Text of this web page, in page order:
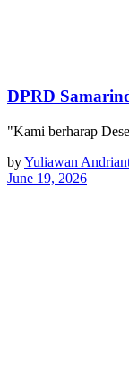
DPRD
"Kami berharap
byYuliawan
June 19, 2026